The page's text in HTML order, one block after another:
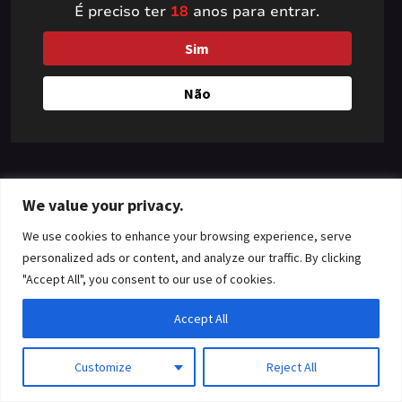
We value your privacy.
We use cookies to enhance your browsing experience, serve
personalized ads or content, and analyze our traffic. By clicking
"Accept All", you consent to our use of cookies.
Customize Reject All
Accept All
something amazing
— check back soon!
É preciso ter 18 anos para entrar.
Sim
Não